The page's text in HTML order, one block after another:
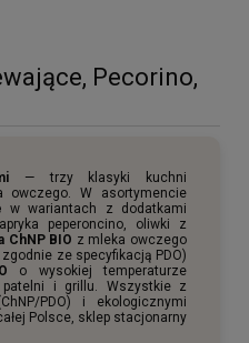
Pecorino,
— trzy klasyki kuchni
owczego. W asortymencie
w wariantach z dodatkami
peperoncino, oliwki z
ChNP BIO z mleka owczego
ze specyfikacją PDO)
o wysokiej temperaturze
i grillu. Wszystkie z
PDO) i ekologicznymi
Polsce, sklep stacjonarny